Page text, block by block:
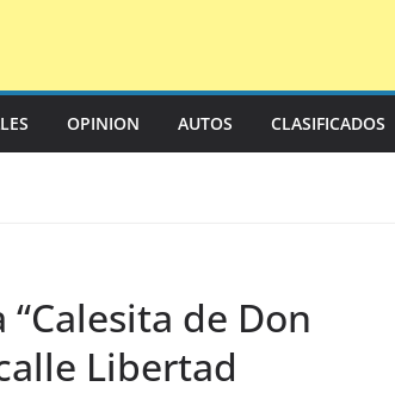
OPINION AUTOS CLASIFICADOS
de Don
Libertad